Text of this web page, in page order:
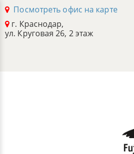
Посмотреть офис на карте
г. Краснодар,
ул. Круговая 26, 2 этаж